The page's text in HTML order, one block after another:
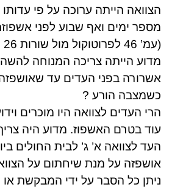
הצוואה הייתה ערוכה על פי
מספר ימים ואף שבוע לפני
מדוע הייתה צריכה המנוחה
אשרורה בפני העדים עד
כשמצבה הורע ?
הרי העדים לצוואה היו מוכרים
עוד בטרם האשפוז. מדוע היה
העד לצוואה א’ ג’ לבית החולים
אושפזה על מנת שיחתום על
ניתן כל הסבר על ידי המבקשת או